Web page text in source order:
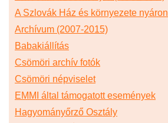
A Szlovák Ház és környezete nyáron
Archívum (2007-2015)
Babakiállítás
Csömöri archív fotók
Csömöri népviselet
EMMI által támogatott események
Hagyományőrző Osztály